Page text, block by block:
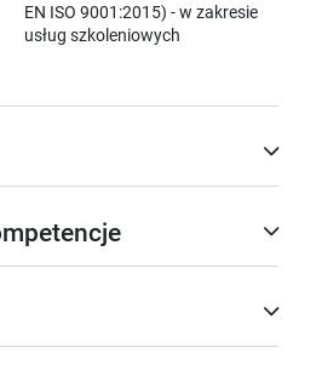
EN ISO 9001:2015) - w zakresie
usług szkoleniowych